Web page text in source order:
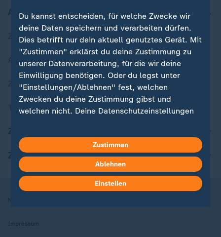
Aktuell bei ZDFheute
Zuletzt veröffentlicht
Aktuelle Sendungs-Videos
ZDFheute Stories
Themen im Überblick
ZDFheute Apps
Nutzungsbedingungen
Impressum
Du kannst entscheiden, für welche Zwecke wir
deine Daten speichern und verarbeiten dürfen.
Dies betrifft nur dein aktuell genutztes Gerät. Mit
"Zustimmen" erklärst du deine Zustimmung zu
unserer Datenverarbeitung, für die wir deine
Einwilligung benötigen. Oder du legst unter
"Einstellungen/Ablehnen" fest, welchen
Zwecken du deine Zustimmung gibst und
welchen nicht. Deine Datenschutzeinstellungen
Hier findest du das Impressum.
Weitere Informationen findest du in unserer
Datenschutzerklärung.
Zustimmen
Ablehnen
Einstellen